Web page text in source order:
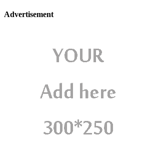
Advertisement